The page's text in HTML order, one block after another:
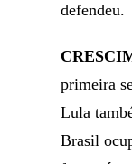
defendeu.
primeira
Lula
Brasil